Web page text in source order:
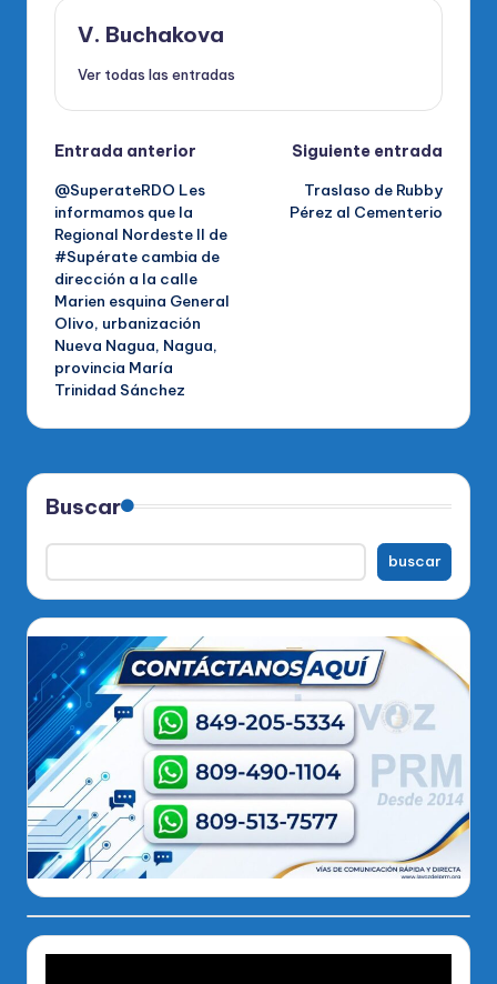
V. Buchakova
Ver todas las entradas
Navegación
de
entradas
Entrada anterior
@SuperateRDO Les
informamos que la
Regional Nordeste II de
#Supérate cambia de
dirección a la calle
Marien esquina General
Olivo, urbanización
Nueva Nagua, Nagua,
provincia María
Trinidad Sánchez
Siguiente entrada
Traslaso de Rubby
Pérez al Cementerio
Buscar
buscar